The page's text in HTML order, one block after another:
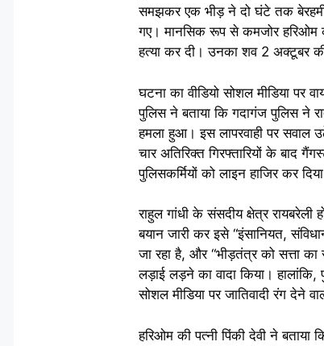
समझकर एक भीड़ ने दो घंटे तक
गए। मानसिक रूप से कमजोर हरिओम
हत्या कर दी। उनका शव 2 अक्टूबर
घटना का वीडियो सोशल मीडिया पर
पुलिस ने बताया कि गदागंज पुलिस ने
हमला हुआ। इस लापरवाही पर सवाल
चार अतिरिक्त गिरफ्तारियों के बाद
पुलिसकर्मियों को लाइन हाजिर कर
राहुल गांधी के संसदीय क्षेत्र
बयान जारी कर इसे “इंसानियत,
जा रहा है, और “भीड़तंत्र को सत्ता
लड़ाई लड़ने का वादा किया।
सोशल मीडिया पर जातिवादी रंग देने
हरिओम की पत्नी पिंकी देवी ने